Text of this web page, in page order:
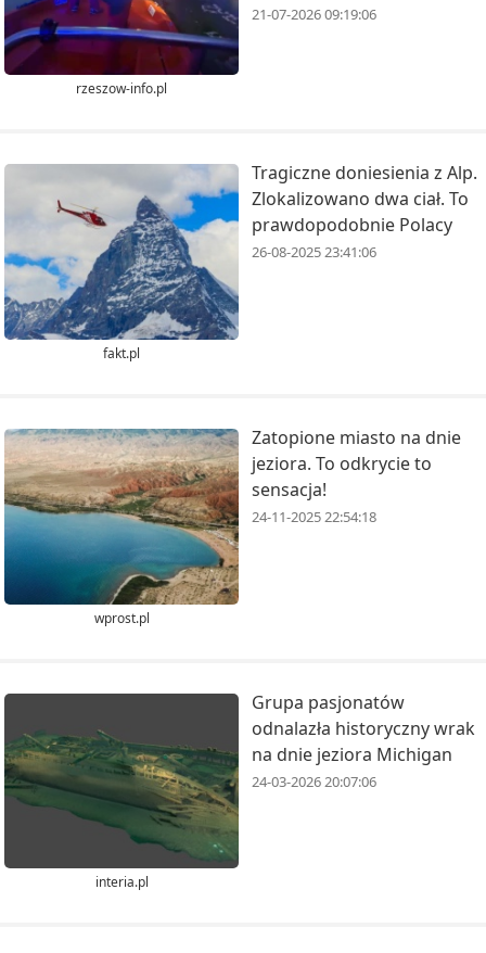
rzeszow-info.pl
21-07-2026 09:19:06
fakt.pl
Tragiczne doniesienia z Alp.
Zlokalizowano dwa ciał. To
prawdopodobnie Polacy
26-08-2025 23:41:06
wprost.pl
Zatopione miasto na dnie
jeziora. To odkrycie to
sensacja!
24-11-2025 22:54:18
interia.pl
Grupa pasjonatów
odnalazła historyczny wrak
na dnie jeziora Michigan
24-03-2026 20:07:06